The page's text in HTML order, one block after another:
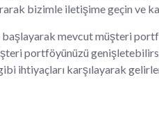
bizimle iletişime geçin ve
mevcut müşteri
portföyünüzü
ihtiyaçları karşılayarak